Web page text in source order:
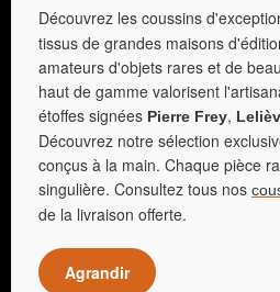
Découvrez les coussins
tissus de grandes maisons
amateurs d'objets rares et de
haut de gamme valorisent
étoffes signées Pierre Frey,
Découvrez notre sélection
conçus à la main. Chaque pièce
singulière. Consultez tous nos
de la livraison offerte.
Agrandir